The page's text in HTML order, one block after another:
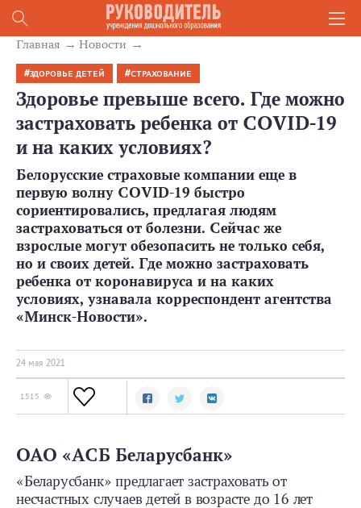
Главная Новости
ЗДОРОВЬЕ ДЕТЕЙ СТРАХОВАНИЕ
Здоровье превыше всего. Где можно
застраховать ребенка от COVID-19
и на каких условиях?
Белорусские страховые компании еще в
первую волну COVID-19 быстро
сориентировались, предлагая людям
застраховаться от болезни. Сейчас же
взрослые могут обезопасить не только себя,
но и своих детей. Где можно застраховать
ребенка от коронавируса и на каких
условиях, узнавала корреспондент агентства
«Минск-Новости».
24 мая 2021
1515
ОАО «АСБ Беларусбанк»
«Беларусбанк» предлагает застраховать от
несчастных случаев детей в возрасте до 16 лет